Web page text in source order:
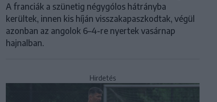
A franciák a szünetig négygólos hátrányba
kerültek, innen kis híján visszakapaszkodtak, végül
azonban az angolok 6–4-re nyertek vasárnap
hajnalban.
Hirdetés